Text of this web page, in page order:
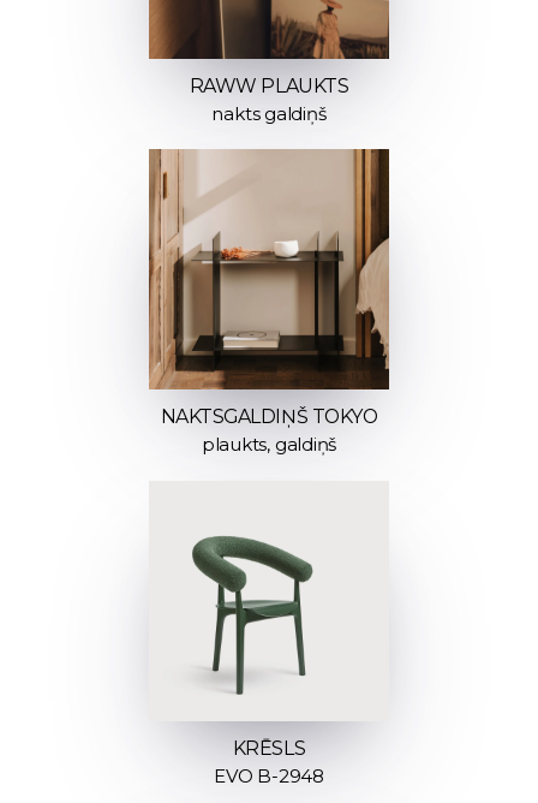
RAWW PLAUKTS
nakts galdiņš
NAKTSGALDIŅŠ TOKYO
plaukts, galdiņš
KRĒSLS
EVO B-2948